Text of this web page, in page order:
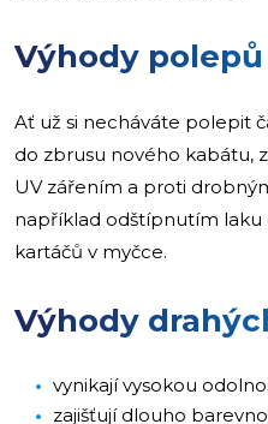
Výhody
Ať už si necháváte polepit
do zbrusu nového kabátu,
UV zářením a proti
například odštípnutím laku
kartáčů v myčce.
Výhody
vynikají vysokou
zajišťují dlouho